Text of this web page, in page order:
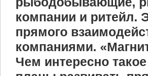
компании и ритейл.
прямого
компаниями.
Чем интересно